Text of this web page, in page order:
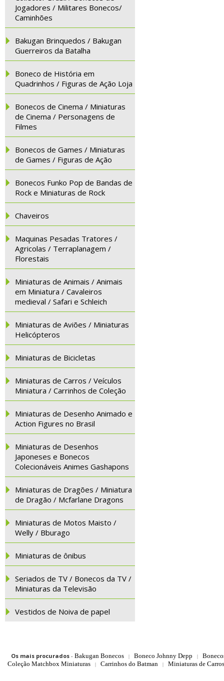
Jogadores / Militares Bonecos/
Caminhões
Bakugan Brinquedos / Bakugan
Guerreiros da Batalha
Boneco de História em
Quadrinhos / Figuras de Ação Loja
Bonecos de Cinema / Miniaturas
de Cinema / Personagens de
Filmes
Bonecos de Games / Miniaturas
de Games / Figuras de Ação
Bonecos Funko Pop de Bandas de
Rock e Miniaturas de Rock
Chaveiros
Maquinas Pesadas Tratores /
Agricolas / Terraplanagem /
Florestais
Miniaturas de Animais / Animais
em Miniatura / Cavaleiros
medieval / Safari e Schleich
Miniaturas de Aviões / Miniaturas
Helicópteros
Miniaturas de Bicicletas
Miniaturas de Carros / Veículos
Miniatura / Carrinhos de Coleção
Miniaturas de Desenho Animado e
Action Figures no Brasil
Miniaturas de Desenhos
Japoneses e Bonecos
Colecionáveis Animes Gashapons
Miniaturas de Dragões / Miniatura
de Dragão / Mcfarlane Dragons
Miniaturas de Motos Maisto /
Welly / Bburago
Miniaturas de ônibus
Seriados de TV / Bonecos da TV /
Miniaturas da Televisão
Vestidos de Noiva de papel
Os mais procurados- Bakugan Bonecos | Boneco Johnny Depp |
Coleção Matchbox Miniaturas
| Carrinhos do Batman | Miniaturas de